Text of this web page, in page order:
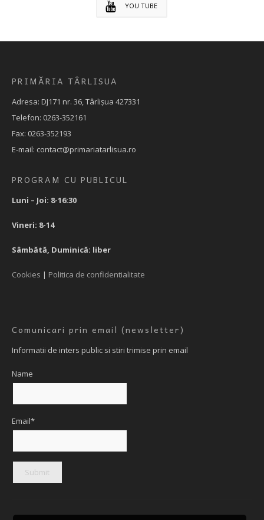
YOU TUBE
PRIMĂRIA TÂRLISUA
Adresa: DJ171 nr. 36, Târlișua 427331
Telefon: 0263-352161
Fax: 0263-352193
E-mail: contact@primariatarlisua.ro
PROGRAM CU PUBLICUL
Luni – Joi: 8-16:30
Vineri: 8-14
Sâmbătă, Duminică: liber
Cookies | Politica de confidentialitate
Comunicari prin email (newsletter)
Informatii de inters public si stiri trimise prin email
Name
Email*